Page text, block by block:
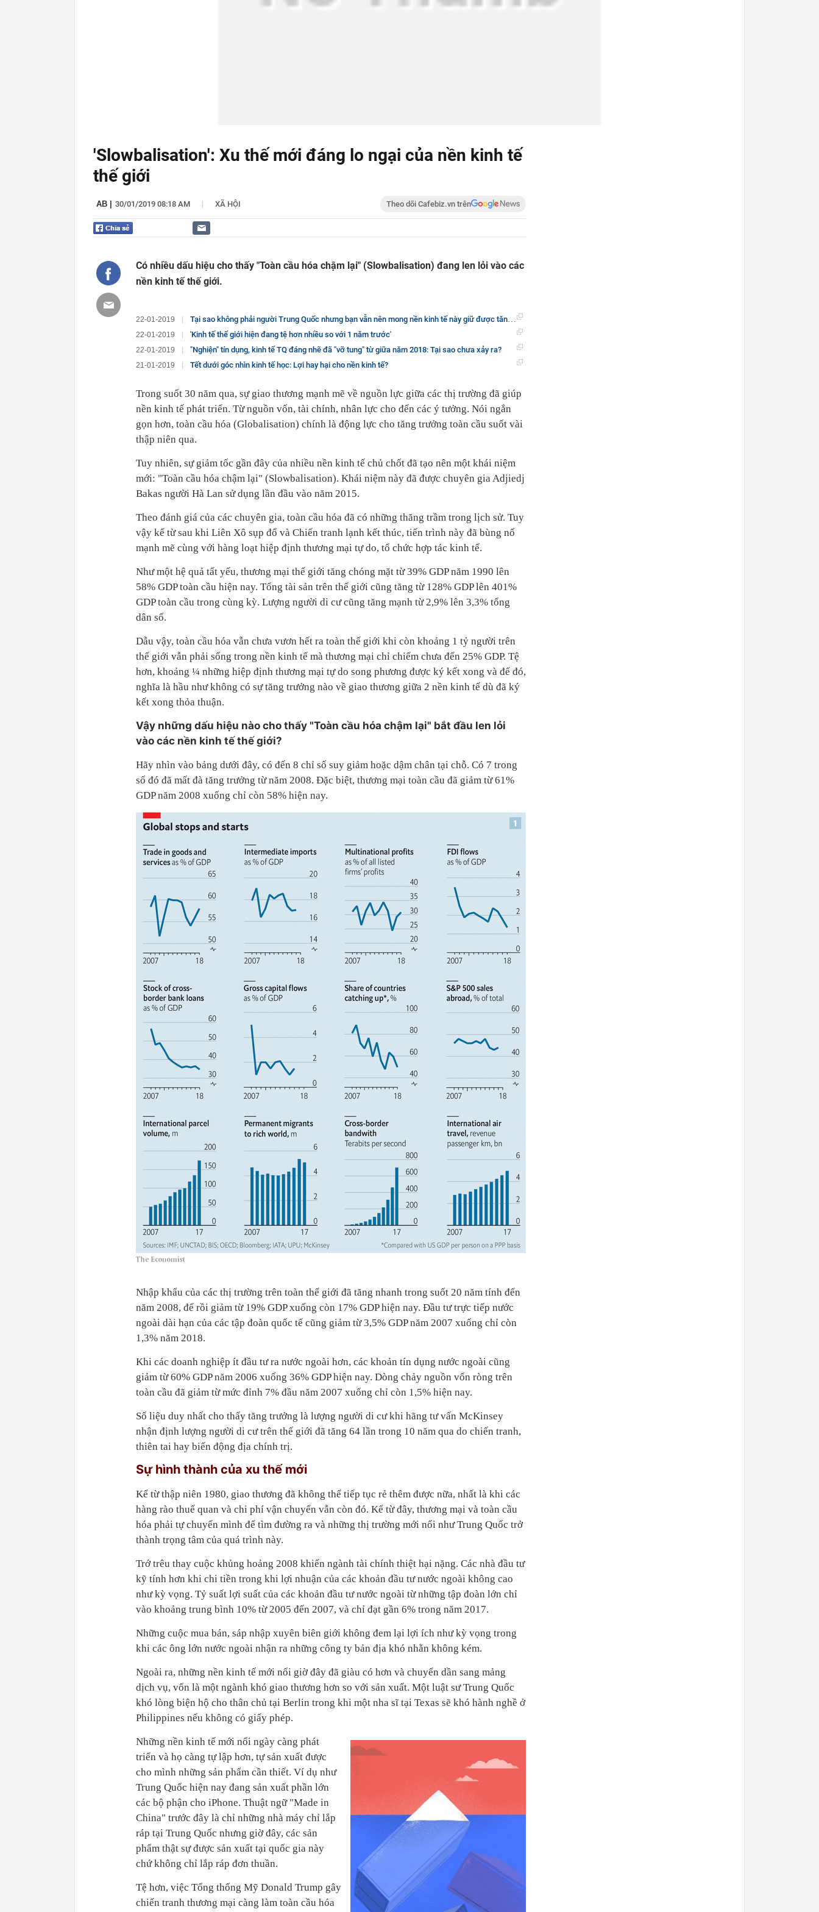
'Slowbalisation': Xu thế mới đáng lo ngại của nền kinh tế
thế giới
AB | 30/01/2019 08:18 AM | XÃ HỘI Theo dõi Cafebiz.vn trên
Có nhiều dấu hiệu cho thấy "Toàn cầu hóa chậm lại" (Slowbalisation) đang len lỏi vào các
nền kinh tế thế giới.
22-01-2019 Tại sao không phải người Trung Quốc nhưng bạn vẫn nên mong nền kinh tế này giữ được tăng trưởng?
22-01-2019 'Kinh tế thế giới hiện đang tệ hơn nhiều so với 1 năm trước'
22-01-2019 "Nghiện" tín dụng, kinh tế TQ đáng nhẽ đã "vỡ tung" từ giữa năm 2018: Tại sao chưa xảy ra?
21-01-2019 Tết dưới góc nhìn kinh tế học: Lợi hay hại cho nền kinh tế?
Trong suốt 30 năm qua, sự giao thương mạnh mẽ về nguồn lực giữa các thị trường đã giúp
nền kinh tế phát triển. Từ nguồn vốn, tài chính, nhân lực cho đến các ý tưởng. Nói ngắn
gọn hơn, toàn cầu hóa (Globalisation) chính là động lực cho tăng trưởng toàn cầu suốt vài
thập niên qua.
Tuy nhiên, sự giảm tốc gần đây của nhiều nền kinh tế chủ chốt đã tạo nên một khái niệm
mới: "Toàn cầu hóa chậm lại" (Slowbalisation). Khái niệm này đã được chuyên gia Adjiedj
Bakas người Hà Lan sử dụng lần đầu vào năm 2015.
Theo đánh giá của các chuyên gia, toàn cầu hóa đã có những thăng trầm trong lịch sử. Tuy
vậy kể từ sau khi Liên Xô sụp đổ và Chiến tranh lạnh kết thúc, tiến trình này đã bùng nổ
mạnh mẽ cùng với hàng loạt hiệp định thương mại tự do, tổ chức hợp tác kinh tế.
Như một hệ quả tất yếu, thương mại thế giới tăng chóng mặt từ 39% GDP năm 1990 lên
58% GDP toàn cầu hiện nay. Tổng tài sản trên thế giới cũng tăng từ 128% GDP lên 401%
GDP toàn cầu trong cùng kỳ. Lượng người di cư cũng tăng mạnh từ 2,9% lên 3,3% tổng
dân số.
Dẫu vậy, toàn cầu hóa vẫn chưa vươn hết ra toàn thế giới khi còn khoảng 1 tỷ người trên
thế giới vẫn phải sống trong nền kinh tế mà thương mại chỉ chiếm chưa đến 25% GDP. Tệ
hơn, khoảng ¼ những hiệp định thương mại tự do song phương được ký kết xong và để đó,
nghĩa là hầu như không có sự tăng trưởng nào về giao thương giữa 2 nền kinh tế dù đã ký
kết xong thỏa thuận.
Vậy những dấu hiệu nào cho thấy "Toàn cầu hóa chậm lại" bắt đầu len lỏi
vào các nền kinh tế thế giới?
Hãy nhìn vào bảng dưới đây, có đến 8 chỉ số suy giảm hoặc dậm chân tại chỗ. Có 7 trong
số đó đã mất đà tăng trưởng từ năm 2008. Đặc biệt, thương mại toàn cầu đã giảm từ 61%
GDP năm 2008 xuống chỉ còn 58% hiện nay.
Nhập khẩu của các thị trường trên toàn thế giới đã tăng nhanh trong suốt 20 năm tính đến
năm 2008, để rồi giảm từ 19% GDP xuống còn 17% GDP hiện nay. Đầu tư trực tiếp nước
ngoài dài hạn của các tập đoàn quốc tế cũng giảm từ 3,5% GDP năm 2007 xuống chỉ còn
1,3% năm 2018.
Khi các doanh nghiệp ít đầu tư ra nước ngoài hơn, các khoản tín dụng nước ngoài cũng
giảm từ 60% GDP năm 2006 xuống 36% GDP hiện nay. Dòng chảy nguồn vốn ròng trên
toàn cầu đã giảm từ mức đỉnh 7% đầu năm 2007 xuống chỉ còn 1,5% hiện nay.
Số liệu duy nhất cho thấy tăng trưởng là lượng người di cư khi hãng tư vấn McKinsey
nhận định lượng người di cư trên thế giới đã tăng 64 lần trong 10 năm qua do chiến tranh,
thiên tai hay biến động địa chính trị.
Sự hình thành của xu thế mới
Kể từ thập niên 1980, giao thương đã không thể tiếp tục rẻ thêm được nữa, nhất là khi các
hàng rào thuế quan và chi phí vận chuyển vẫn còn đó. Kể từ đây, thương mại và toàn cầu
hóa phải tự chuyển mình để tìm đường ra và những thị trường mới nổi như Trung Quốc trở
thành trọng tâm của quá trình này.
Trớ trêu thay cuộc khủng hoảng 2008 khiến ngành tài chính thiệt hại nặng. Các nhà đầu tư
kỹ tính hơn khi chi tiền trong khi lợi nhuận của các khoản đầu tư nước ngoài không cao
như kỳ vọng. Tỷ suất lợi suất của các khoản đầu tư nước ngoài từ những tập đoàn lớn chỉ
vào khoảng trung bình 10% từ 2005 đến 2007, và chỉ đạt gần 6% trong năm 2017.
Những cuộc mua bán, sáp nhập xuyên biên giới không đem lại lợi ích như kỳ vọng trong
khi các ông lớn nước ngoài nhận ra những công ty bản địa khó nhằn không kém.
Ngoài ra, những nền kinh tế mới nổi giờ đây đã giàu có hơn và chuyển dần sang mảng
dịch vụ, vốn là một ngành khó giao thương hơn so với sản xuất. Một luật sư Trung Quốc
khó lòng biện hộ cho thân chủ tại Berlin trong khi một nha sĩ tại Texas sẽ khó hành nghề ở
Philippines nếu không có giấy phép.
Những nền kinh tế mới nổi ngày càng phát
triển và họ càng tự lập hơn, tự sản xuất được
cho mình những sản phẩm cần thiết. Ví dụ như
Trung Quốc hiện nay đang sản xuất phần lớn
các bộ phận cho iPhone. Thuật ngữ "Made in
China" trước đây là chỉ những nhà máy chỉ lắp
ráp tại Trung Quốc nhưng giờ đây, các sản
phẩm thật sự được sản xuất tại quốc gia này
chứ không chỉ lắp ráp đơn thuần.
Tệ hơn, việc Tổng thống Mỹ Donald Trump gây
chiến tranh thương mại càng làm toàn cầu hóa